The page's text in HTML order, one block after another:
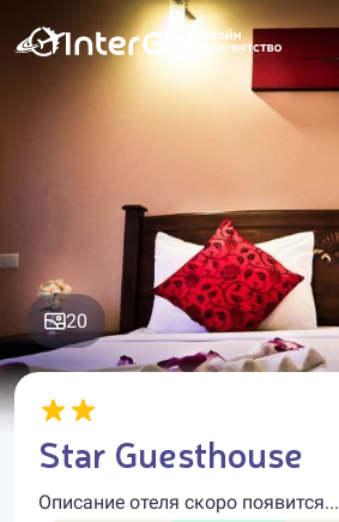
20
Star Guesthouse
Описание отеля скоро появится...